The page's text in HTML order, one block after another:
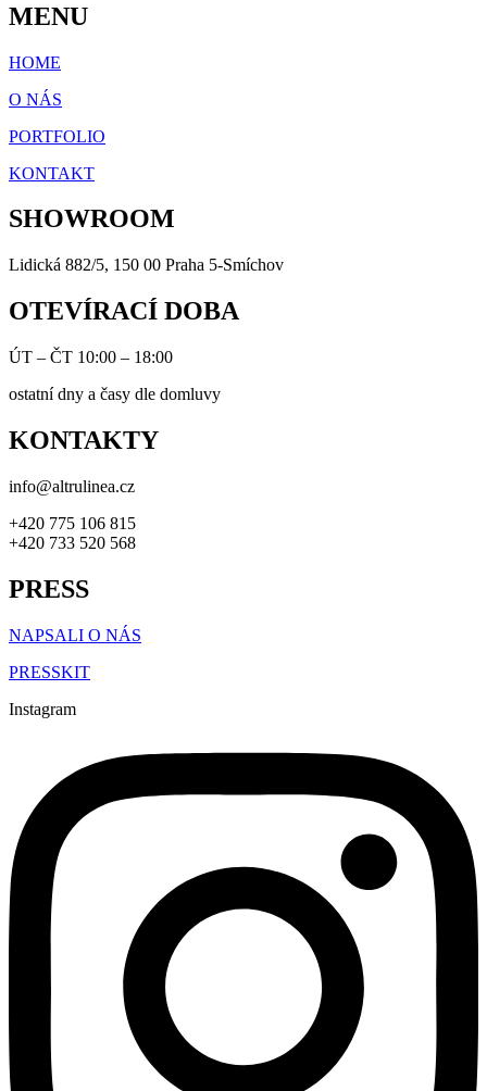
MENU
HOME
O NÁS
PORTFOLIO
KONTAKT
SHOWROOM
Lidická 882/5, 150 00 Praha 5-Smíchov
OTEVÍRACÍ DOBA
ÚT – ČT 10:00 – 18:00
ostatní dny a časy dle domluvy
KONTAKTY
info@altrulinea.cz
+420 775 106 815
+420 733 520 568
PRESS
NAPSALI O NÁS
PRESSKIT
Instagram